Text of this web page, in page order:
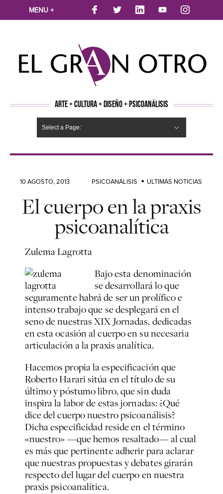
MENU +
ARTE + CULTURA + DISEÑO + PSICOANÁLISIS
Select a Page:
10 AGOSTO, 2013 PSICOANÁLISIS ULTIMAS NOTICIAS
El cuerpo en la praxis
psicoanalítica
Zulema Lagrotta
Bajo esta denominación
se desarrollará lo que
seguramente habrá de ser un prolífico e
intenso trabajo que se desplegará en el
seno de nuestras XIX Jornadas, dedicadas
en esta ocasión al cuerpo en su necesaria
articulación a la praxis analítica.
Hacemos propia la especificación que
Roberto Harari sitúa en el título de su
último y póstumo libro, que sin duda
inspira la labor de estas jornadas:¿Qué
dice del cuerpo nuestro psicoanálisis?
Dicha especificidad reside en el término
«nuestro» —que hemos resaltado— al cual
es más que pertinente adherir para aclarar
que nuestras propuestas y debates girarán
respecto del lugar del cuerpo en nuestra
praxis psicoanalítica.